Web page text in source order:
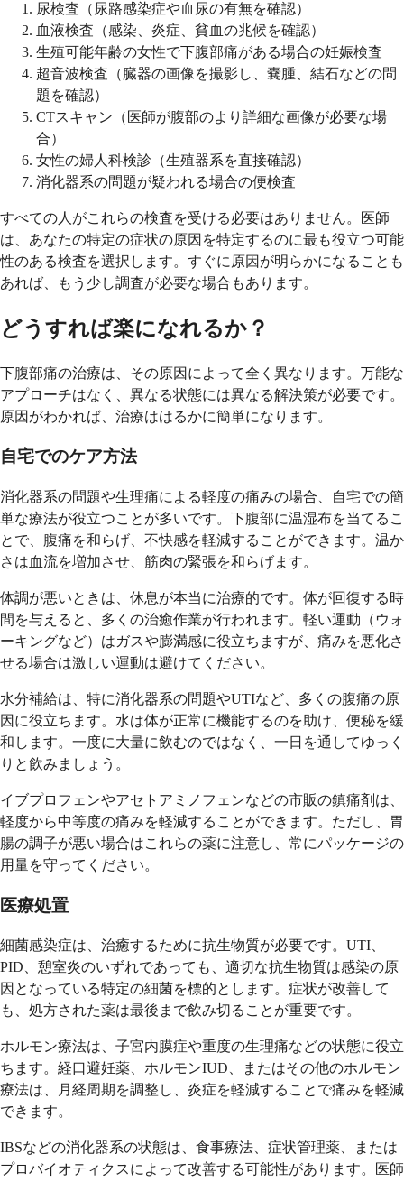
尿検査（尿路感染症や血尿の有無を確認）
血液検査（感染、炎症、貧血の兆候を確認）
生殖可能年齢の女性で下腹部痛がある場合の妊娠検査
超音波検査（臓器の画像を撮影し、嚢腫、結石などの問
題を確認）
CTスキャン（医師が腹部のより詳細な画像が必要な場
合）
女性の婦人科検診（生殖器系を直接確認）
消化器系の問題が疑われる場合の便検査
すべての人がこれらの検査を受ける必要はありません。医師
は、あなたの特定の症状の原因を特定するのに最も役立つ可能
性のある検査を選択します。すぐに原因が明らかになることも
あれば、もう少し調査が必要な場合もあります。
どうすれば楽になれるか？
下腹部痛の治療は、その原因によって全く異なります。万能な
アプローチはなく、異なる状態には異なる解決策が必要です。
原因がわかれば、治療ははるかに簡単になります。
自宅でのケア方法
消化器系の問題や生理痛による軽度の痛みの場合、自宅での簡
単な療法が役立つことが多いです。下腹部に温湿布を当てるこ
とで、腹痛を和らげ、不快感を軽減することができます。温か
さは血流を増加させ、筋肉の緊張を和らげます。
体調が悪いときは、休息が本当に治療的です。体が回復する時
間を与えると、多くの治癒作業が行われます。軽い運動（ウォ
ーキングなど）はガスや膨満感に役立ちますが、痛みを悪化さ
せる場合は激しい運動は避けてください。
水分補給は、特に消化器系の問題やUTIなど、多くの腹痛の原
因に役立ちます。水は体が正常に機能するのを助け、便秘を緩
和します。一度に大量に飲むのではなく、一日を通してゆっく
りと飲みましょう。
イブプロフェンやアセトアミノフェンなどの市販の鎮痛剤は、
軽度から中等度の痛みを軽減することができます。ただし、胃
腸の調子が悪い場合はこれらの薬に注意し、常にパッケージの
用量を守ってください。
医療処置
細菌感染症は、治癒するために抗生物質が必要です。UTI、
PID、憩室炎のいずれであっても、適切な抗生物質は感染の原
因となっている特定の細菌を標的とします。症状が改善して
も、処方された薬は最後まで飲み切ることが重要です。
ホルモン療法は、子宮内膜症や重度の生理痛などの状態に役立
ちます。経口避妊薬、ホルモンIUD、またはその他のホルモン
療法は、月経周期を調整し、炎症を軽減することで痛みを軽減
できます。
IBSなどの消化器系の状態は、食事療法、症状管理薬、または
プロバイオティクスによって改善する可能性があります。医師